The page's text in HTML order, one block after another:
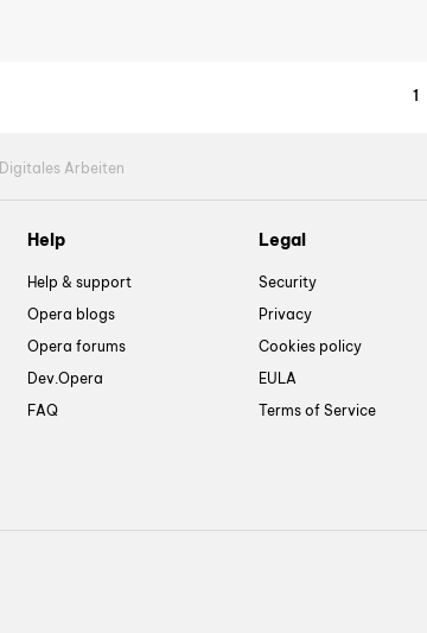
1
Digitales Arbeiten
Help
Help & support
Opera blogs
Opera forums
Dev.Opera
FAQ
Legal
Security
Privacy
Cookies policy
EULA
Terms of Service